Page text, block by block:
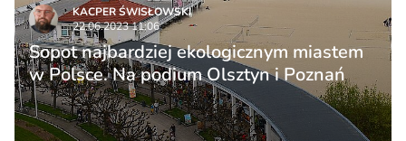
KACPER ŚWISŁO­WSKI
22.06.2023 11:06
Sopot najbardziej ekologicznym miastem
w Polsce. Na podium Olsztyn i Poznań